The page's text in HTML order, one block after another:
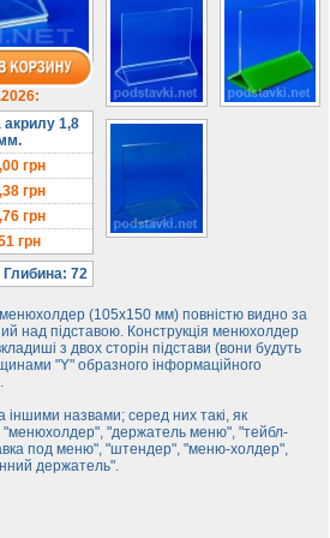
1,8
грн
грн
грн
грн
Глибина: 72
(105х150 мм) повністю видно за
над підставою. Конструкція менюхолдер
з двох сторін підстави (вони будуть
"Y" образного інформаційного
іншими назвами; серед них такі, як
"держатель меню", "тейбл-
под меню", "штендер", "меню-холдер",
держатель".